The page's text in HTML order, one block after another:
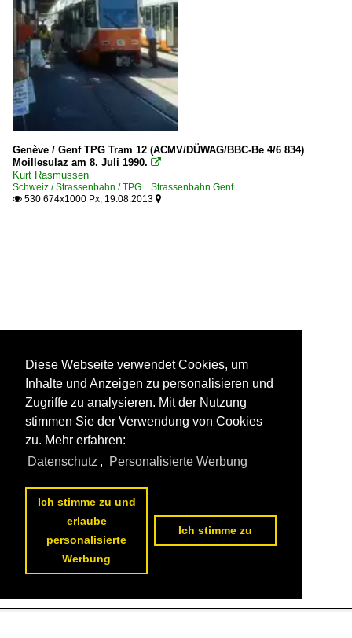
Genève / Genf TPG Tram 12 (ACMV/DÜWAG/BBC-Be 4/6 834)
Moillesulaz am 8. Juli 1990. 
Kurt Rasmussen
Schweiz / Strassenbahn / TPG Strassenbahn Genf
 530 674x1000 Px, 19.08.2013 
Diese Webseite verwendet Cookies, um
Inhalte und Anzeigen zu personalisieren und
Zugriffe zu analysieren. Mit der Nutzung
stimmen Sie der Verwendung von Cookies
zu. Mehr erfahren:
Datenschutz , Personalisierte Werbung
Ich stimme zu und
erlaube
personalisierte
Werbung
Ich stimme zu